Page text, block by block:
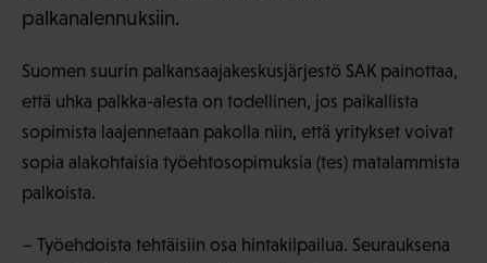
palkanalennuksiin.
Suomen suurin palkansaajakeskusjärjestö SAK painottaa,
että uhka palkka-alesta on todellinen, jos paikallista
sopimista laajennetaan pakolla niin, että yritykset voivat
sopia alakohtaisia työehtosopimuksia (tes) matalammista
palkoista.
– Työehdoista tehtäisiin osa hintakilpailua. Seurauksena